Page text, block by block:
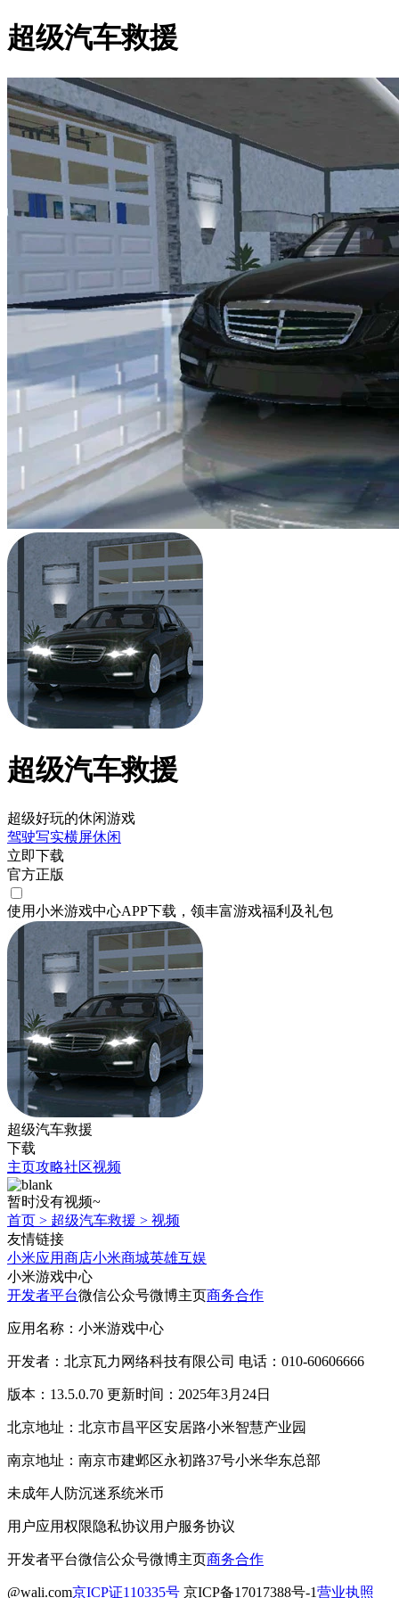
超级汽车救援
超级汽车救援
超级好玩的休闲游戏
驾驶写实横屏休闲
立即下载
官方正版
使用小米游戏中心APP下载 ，领丰富游戏福利 及礼包
超级汽车救援
下载
主页攻略社区视频
暂时没有视频~
首页 > 超级汽车救援 > 视频
友情链接
小米应用商店小米商城英雄互娱
小米游戏中心
开发者平台微信公众号微博主页商务合作
应用名称：小米游戏中心
开发者：北京瓦力网络科技有限公司 电话：010-60606666
版本：13.5.0.70 更新时间：2025年3月24日
北京地址：北京市昌平区安居路小米智慧产业园
南京地址：南京市建邺区永初路37号小米华东总部
未成年人防沉迷系统米币
用户应用权限隐私协议用户服务协议
开发者平台微信公众号微博主页商务合作
@wali.com京ICP证110335号 京ICP备17017388号-1营业执照